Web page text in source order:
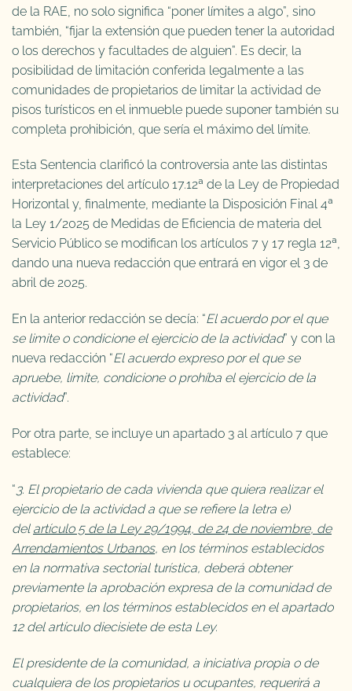
de la RAE, no solo significa “poner límites a algo”, sino
también, “fijar la extensión que pueden tener la autoridad
o los derechos y facultades de alguien”. Es decir, la
posibilidad de limitación conferida legalmente a las
comunidades de propietarios de limitar la actividad de
pisos turísticos en el inmueble puede suponer también su
completa prohibición, que sería el máximo del límite.
Esta Sentencia clarificó la controversia ante las distintas
interpretaciones del artículo 17.12ª de la Ley de Propiedad
Horizontal y, finalmente, mediante la Disposición Final 4ª
la Ley 1/2025 de Medidas de Eficiencia de materia del
Servicio Público se modifican los artículos 7 y 17 regla 12ª,
dando una nueva redacción que entrará en vigor el 3 de
abril de 2025.
En la anterior redacción se decía: “El acuerdo por el que
se limite o condicione el ejercicio de la actividad” y con la
nueva redacción “El acuerdo expreso por el que se
apruebe, limite, condicione o prohíba el ejercicio de la
actividad”.
Por otra parte, se incluye un apartado 3 al artículo 7 que
establece:
“3. El propietario de cada vivienda que quiera realizar el
ejercicio de la actividad a que se refiere la letra e)
del artículo 5 de la Ley 29/1994, de 24 de noviembre, de
Arrendamientos Urbanos, en los términos establecidos
en la normativa sectorial turística, deberá obtener
previamente la aprobación expresa de la comunidad de
propietarios, en los términos establecidos en el apartado
12 del artículo diecisiete de esta Ley.
El presidente de la comunidad, a iniciativa propia o de
cualquiera de los propietarios u ocupantes, requerirá a